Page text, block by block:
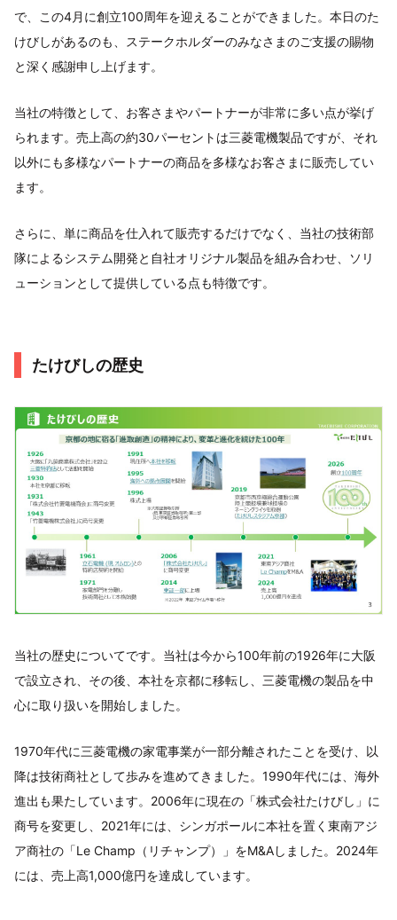
で、この4月に創立100周年を迎えることができました。本日のた
けびしがあるのも、ステークホルダーのみなさまのご支援の賜物
と深く感謝申し上げます。
当社の特徴として、お客さまやパートナーが非常に多い点が挙げ
られます。売上高の約30パーセントは三菱電機製品ですが、それ
以外にも多様なパートナーの商品を多様なお客さまに販売してい
ます。
さらに、単に商品を仕入れて販売するだけでなく、当社の技術部
隊によるシステム開発と自社オリジナル製品を組み合わせ、ソリ
ューションとして提供している点も特徴です。
たけびしの歴史
当社の歴史についてです。当社は今から100年前の1926年に大阪
で設立され、その後、本社を京都に移転し、三菱電機の製品を中
心に取り扱いを開始しました。
1970年代に三菱電機の家電事業が一部分離されたことを受け、以
降は技術商社として歩みを進めてきました。1990年代には、海外
進出も果たしています。2006年に現在の「株式会社たけびし」に
商号を変更し、2021年には、シンガポールに本社を置く東南アジ
ア商社の「Le Champ（リチャンプ）」をM&Aしました。2024年
には、売上高1,000億円を達成しています。